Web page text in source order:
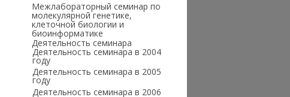
Межлабораторный семинар по
молекулярной генетике,
клеточной биологии и
биоинформатике
Деятельность семинара
Деятельность семинара в 2004
году
Деятельность семинара в 2005
году
Деятельность семинара в 2006